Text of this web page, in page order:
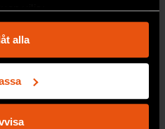
vilja:
på upp till flera meter
att aktivt skanna den
(fingeravtryck)
personliga uppgifter
alla